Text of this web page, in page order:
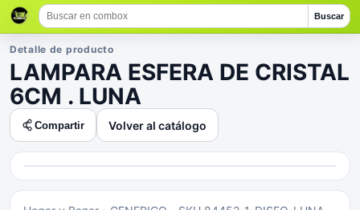
Buscar
Detalle de producto
LAMPARA ESFERA DE CRISTAL
6CM . LUNA
Compartir Volver al catálogo